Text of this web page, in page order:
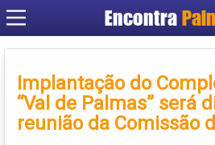
Encontra
Criar
Implantação do
“Val de Palmas” será
reunião da Comissão